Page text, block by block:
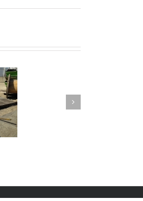
Πυρίμαχα δοκάρια
στήριξης conveyor
φούρνου διυλιστηρίου